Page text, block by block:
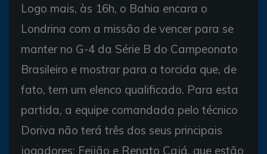
Logo mais, às 16h, o Bahia encara o
Londrina com a missão de vencer para se
manter no G-4 da Série B do Campeonato
Brasileiro e mostrar para a torcida que, de
fato, tem um elenco qualificado. Para esta
partida, a equipe comandada pelo técnico
Doriva não terá três dos seus principais
jogadores: Feijão e Renato Cajá, que estão